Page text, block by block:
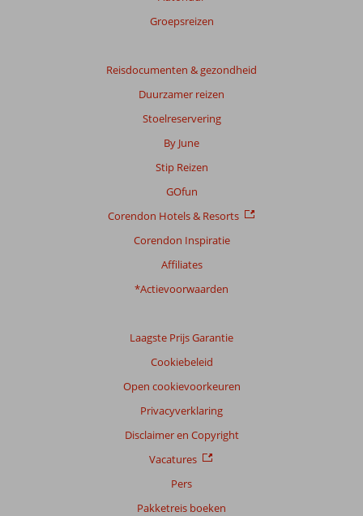
Groepsreizen
Reisdocumenten & gezondheid
Duurzamer reizen
Stoelreservering
By June
Stip Reizen
GOfun
Corendon Hotels & Resorts
Corendon Inspiratie
Affiliates
*Actievoorwaarden
Laagste Prijs Garantie
Cookiebeleid
Open cookievoorkeuren
Privacyverklaring
Disclaimer en Copyright
Vacatures
Pers
Pakketreis boeken